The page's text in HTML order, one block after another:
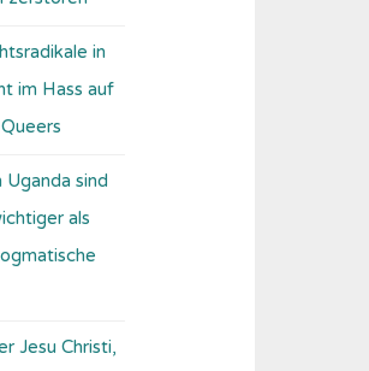
in
im Hass auf
Uganda sind
als
Jesu Christi,